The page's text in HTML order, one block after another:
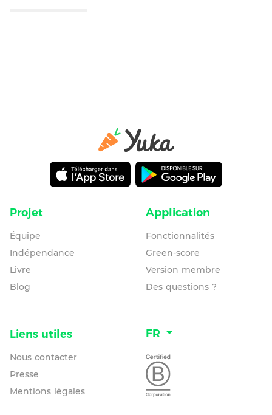
Projet
Équipe
Indépendance
Livre
Blog
Application
Fonctionnalités
Green-score
Version membre
Des questions ?
Liens utiles
Nous contacter
Presse
Mentions légales
FR